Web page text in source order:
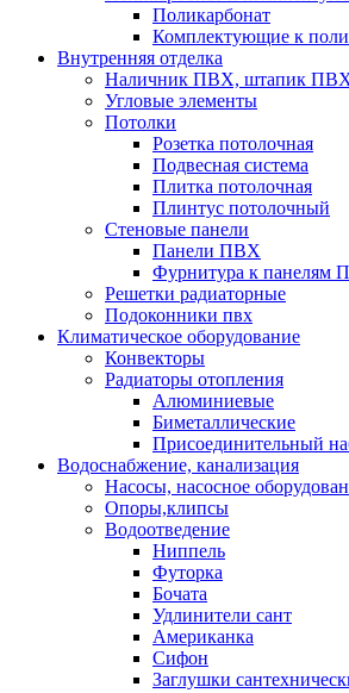
Поликарбонат
Комплектующие к
Внутренняя отделка
Наличник ПВХ, штапик
Угловые элементы
Потолки
Розетка потолочная
Подвесная система
Плитка потолочная
Плинтус потолочный
Стеновые панели
Панели ПВХ
Фурнитура к панелям
Решетки радиаторные
Подоконники пвх
Климатическое оборудование
Конвекторы
Радиаторы отопления
Алюминиевые
Биметаллические
Присоединительный
Водоснабжение, канализация
Насосы, насосное
Опоры,клипсы
Водоотведение
Ниппель
Футорка
Бочата
Удлинители сант
Американка
Сифон
Заглушки